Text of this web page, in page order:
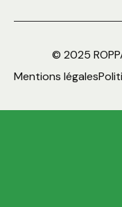
© 2025
Mentions légales